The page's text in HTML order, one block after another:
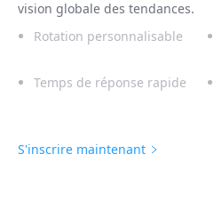
vision globale des tendances.
Rotation personnalisable
Temps de réponse rapide
S'inscrire maintenant